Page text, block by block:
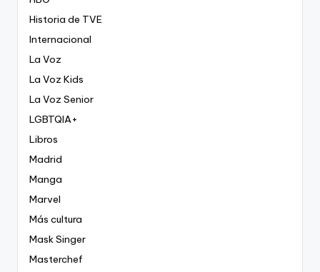
Historia de TVE
Internacional
La Voz
La Voz Kids
La Voz Senior
LGBTQIA+
Libros
Madrid
Manga
Marvel
Más cultura
Mask Singer
Masterchef